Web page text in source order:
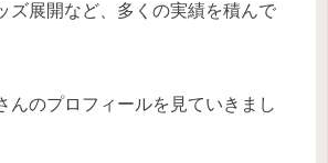
ズ展開など、多くの実績を積んで
んのプロフィールを見ていきまし